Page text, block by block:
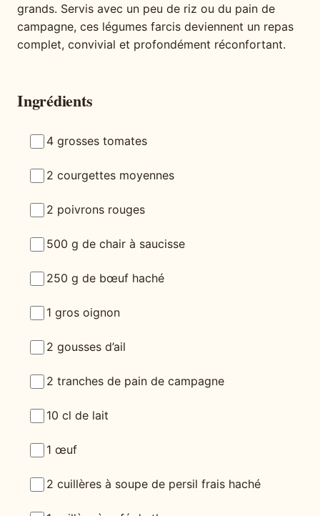
grands. Servis avec un peu de riz ou du pain de
campagne, ces légumes farcis deviennent un repas
complet, convivial et profondément réconfortant.
Ingrédients
4 grosses tomates
2 courgettes moyennes
2 poivrons rouges
500 g de chair à saucisse
250 g de bœuf haché
1 gros oignon
2 gousses d’ail
2 tranches de pain de campagne
10 cl de lait
1 œuf
2 cuillères à soupe de persil frais haché